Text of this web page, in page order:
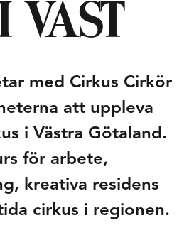
VÄST
med Cirkus Cirkör
att uppleva
i Västra Götaland.
för arbete,
kreativa residens
cirkus i regionen.